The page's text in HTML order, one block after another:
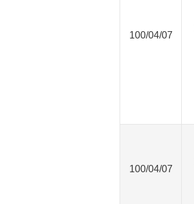
100/04/07
100/04/07